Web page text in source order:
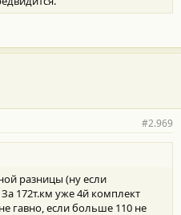
#2.969
разницы (ну если
172т.км уже 4й комплект
гавно, если больше 110 не